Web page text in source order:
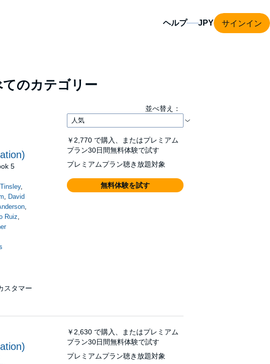
ヘルプ サインイン
のカテゴリー
並べ替え：
5
,
, David
,
Ruiz,
スタマー
￥2,770 で購入、またはプレミアム
プラン30日間無料体験で試す
プレミアムプラン聴き放題対象
無料体験を試す
￥2,630 で購入、またはプレミアム
プラン30日間無料体験で試す
プレミアムプラン聴き放題対象